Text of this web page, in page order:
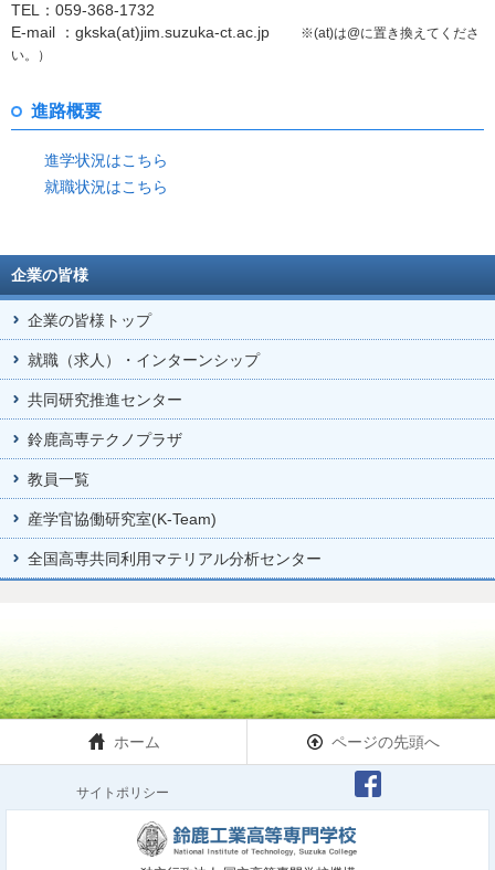
TEL：059-368-1732
E-mail ：gkska(at)jim.suzuka-ct.ac.jp
※(at)は@に置き換えてくださ
い。）
進路概要
進学状況はこちら
就職状況はこちら
企業の皆様
企業の皆様トップ
就職（求人）・インターンシップ
共同研究推進センター
鈴鹿高専テクノプラザ
教員一覧
産学官協働研究室(K-Team)
全国高専共同利用マテリアル分析センター
ホーム ページの先頭へ
サイトポリシー